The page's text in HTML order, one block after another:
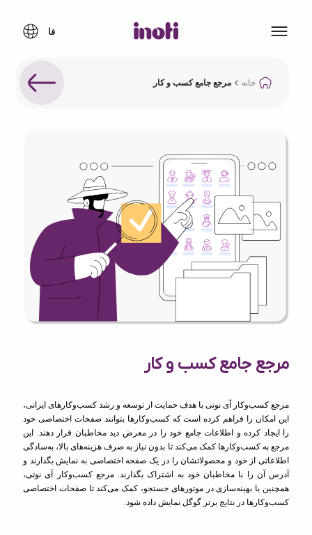
خانه مرجع جامع کسب و کار
مرجع جامع کسب و کار
مرجع کسب‌وکار آی نوتی با هدف حمایت از توسعه و رشد کسب‌وکارهای ایرانی،
این امکان را فراهم کرده است که کسب‌وکارها بتوانند صفحات اختصاصی خود
را ایجاد کرده و اطلاعات جامع خود را در معرض دید مخاطبان قرار دهند. این
مرجع به کسب‌وکارها کمک می‌کند تا بدون نیاز به صرف هزینه‌های بالا، به‌سادگی
اطلاعاتی از خود و محصولاتشان را در یک صفحه اختصاصی به نمایش بگذارند و
آدرس آن را با مخاطبان خود به اشتراک بگذارند. مرجع کسب‌وکار آی نوتی،
همچنین با بهینه‌سازی در موتورهای جستجو، کمک می‌کند تا صفحات اختصاصی
کسب‌وکارها در نتایج برتر گوگل نمایش داده شود.